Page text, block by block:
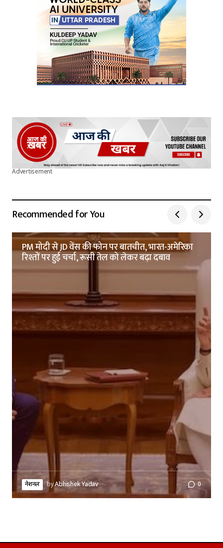
Submit Comment
Advertisement
Recommended for You
PM मोदी से JD वेंस की फोन पर बातचीत, भारत-अमेरिका
रिश्तों पर हुई चर्चा, रूसी तेल को लेकर बढ़ा दबाव
नेशनल byAbhishek Yadav 0